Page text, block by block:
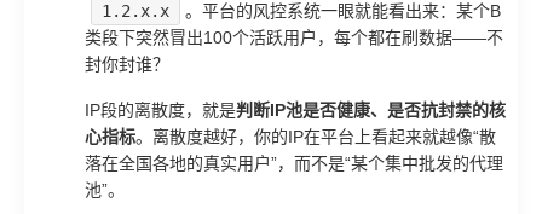
1.2.x.x
。平台的风控系统一眼就能看出来：某个B
类段下突然冒出100个活跃用户，每个都在刷数据——不
封你封谁？
IP段的离散度，就是判断IP池是否健康、是否抗封禁的核
心指标。离散度越好，你的IP在平台上看起来就越像“散
落在全国各地的真实用户”，而不是“某个集中批发的代理
池”。